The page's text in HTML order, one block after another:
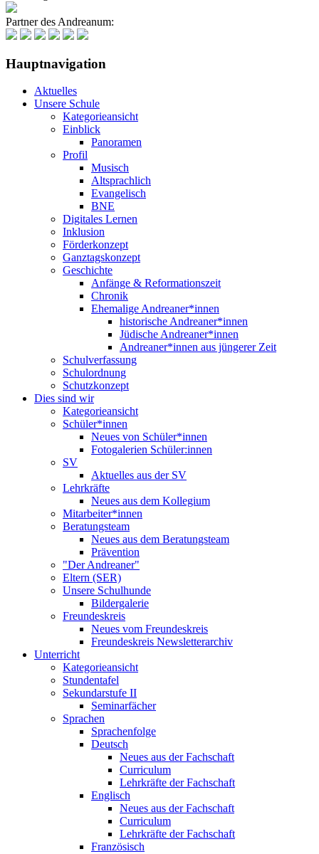
Partner des Andreanum:
Hauptnavigation
Aktuelles
Unsere Schule
Kategorieansicht
Einblick
Panoramen
Profil
Musisch
Altsprachlich
Evangelisch
BNE
Digitales Lernen
Inklusion
Förderkonzept
Ganztagskonzept
Geschichte
Anfänge & Reformationszeit
Chronik
Ehemalige Andreaner*innen
historische Andreaner*innen
Jüdische Andreaner*innen
Andreaner*innen aus jüngerer Zeit
Schulverfassung
Schulordnung
Schutzkonzept
Dies sind wir
Kategorieansicht
Schüler*innen
Neues von Schüler*innen
Fotogalerien Schüler:innen
SV
Aktuelles aus der SV
Lehrkräfte
Neues aus dem Kollegium
Mitarbeiter*innen
Beratungsteam
Neues aus dem Beratungsteam
Prävention
"Der Andreaner"
Eltern (SER)
Unsere Schulhunde
Bildergalerie
Freundeskreis
Neues vom Freundeskreis
Freundeskreis Newsletterarchiv
Unterricht
Kategorieansicht
Stundentafel
Sekundarstufe II
Seminarfächer
Sprachen
Sprachenfolge
Deutsch
Neues aus der Fachschaft
Curriculum
Lehrkräfte der Fachschaft
Englisch
Neues aus der Fachschaft
Curriculum
Lehrkräfte der Fachschaft
Französisch